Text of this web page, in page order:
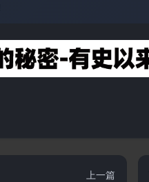
上一篇